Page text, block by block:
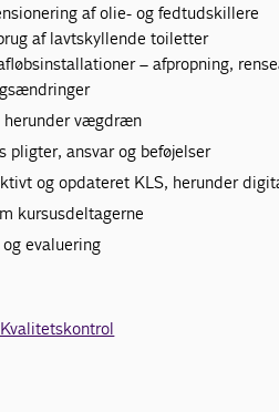
af olie- og fedtudskillere
af lavtskyllende toiletter
– afpropning,
herunder vægdræn
pligter, ansvar og beføjelser
og opdateret KLS, herunder
kursusdeltagerne
evaluering